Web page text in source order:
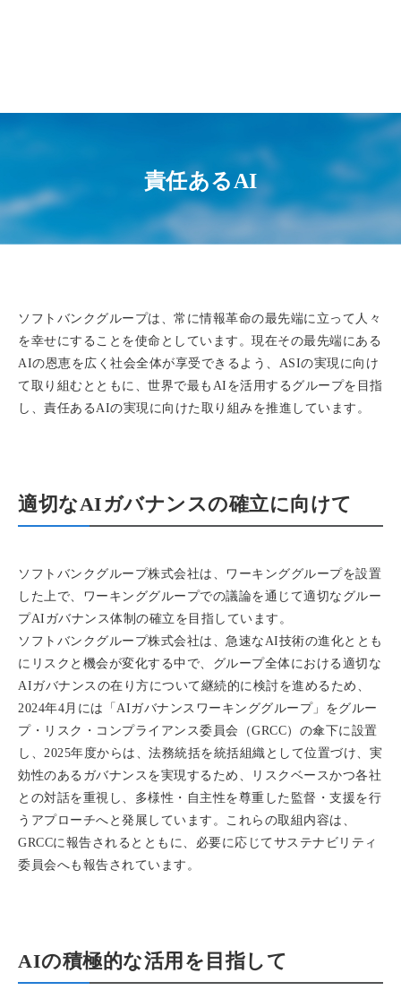
責任あるAI
ソフトバンクグループは、常に情報革命の最先端に立って人々
を幸せにすることを使命としています。現在その最先端にある
AIの恩恵を広く社会全体が享受できるよう、ASIの実現に向け
て取り組むとともに、世界で最もAIを活用するグループを目指
し、責任あるAIの実現に向けた取り組みを推進しています。
適切なAIガバナンスの確立に向けて
ソフトバンクグループ株式会社は、ワーキンググループを設置
した上で、ワーキンググループでの議論を通じて適切なグルー
プAIガバナンス体制の確立を目指しています。
ソフトバンクグループ株式会社は、急速なAI技術の進化ととも
にリスクと機会が変化する中で、グループ全体における適切な
AIガバナンスの在り方について継続的に検討を進めるため、
2024年4月には「AIガバナンスワーキンググループ」をグルー
プ・リスク・コンプライアンス委員会（GRCC）の傘下に設置
し、2025年度からは、法務統括を統括組織として位置づけ、実
効性のあるガバナンスを実現するため、リスクベースかつ各社
との対話を重視し、多様性・自主性を尊重した監督・支援を行
うアプローチへと発展しています。これらの取組内容は、
GRCCに報告されるとともに、必要に応じてサステナビリティ
委員会へも報告されています。
AIの積極的な活用を目指して